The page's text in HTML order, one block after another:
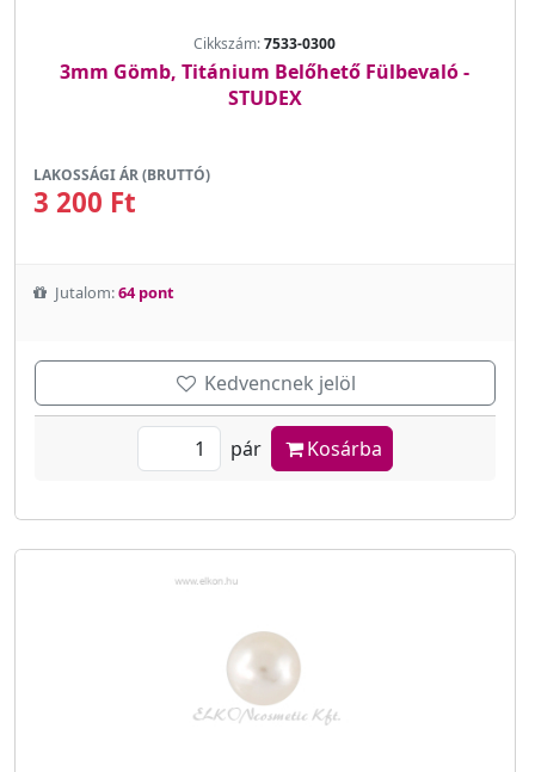
Cikkszám:7533-0300
3mm Gömb, Titánium Belőhető Fülbevaló -
STUDEX
LAKOSSÁGI ÁR (BRUTTÓ)
3 200 Ft
Jutalom:64 pont
Kedvencnek jelöl
pár Kosárba